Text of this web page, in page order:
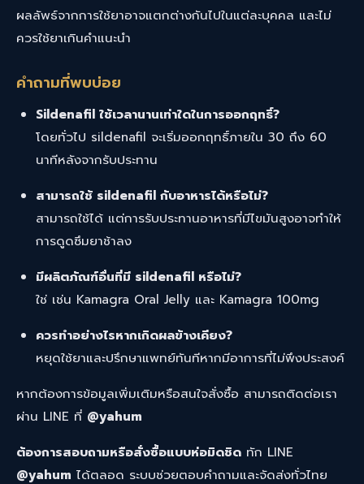
ผลลัพธ์จากการใช้ยาอาจแตกต่างกันไปในแต่ละบุคคล และไม่
ควรใช้ยาเกินคำแนะนำ
คำถามที่พบบ่อย
Sildenafil ใช้เวลานานเท่าใดในการออกฤทธิ์?
โดยทั่วไป sildenafil จะเริ่มออกฤทธิ์ภายใน 30 ถึง 60
นาทีหลังจากรับประทาน
สามารถใช้ sildenafil กับอาหารได้หรือไม่?
สามารถใช้ได้ แต่การรับประทานอาหารที่มีไขมันสูงอาจทำให้
การดูดซึมยาช้าลง
มีผลิตภัณฑ์อื่นที่มี sildenafil หรือไม่?
ใช่ เช่น Kamagra Oral Jelly และ Kamagra 100mg
ควรทำอย่างไรหากเกิดผลข้างเคียง?
หยุดใช้ยาและปรึกษาแพทย์ทันทีหากมีอาการที่ไม่พึงประสงค์
หากต้องการข้อมูลเพิ่มเติมหรือสนใจสั่งซื้อ สามารถติดต่อเรา
ผ่าน LINE ที่ @yahum
ต้องการสอบถามหรือสั่งซื้อแบบห่อมิดชิด ทัก LINE
@yahum ได้ตลอด ระบบช่วยตอบคำถามและจัดส่งทั่วไทย